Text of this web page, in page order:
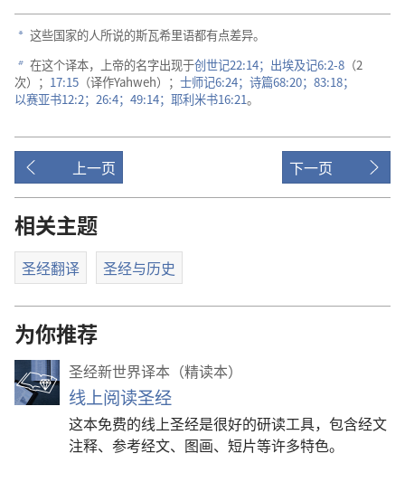
a 这些国家的人所说的斯瓦希里语都有点差异。
b 在这个译本， 上帝的名字出现于创世记22:14； 出埃及记6:2-8 （2
次）； 17:15 （译作Yahweh）； 士师记6:24； 诗篇68:20； 83:18；
以赛亚书12:2； 26:4； 49:14； 耶利米书16:21。
上一页 下一页
相关主题
圣经翻译 圣经与历史
为你推荐
圣经新世界译本（精读本）
线上阅读圣经
这本免费的线上圣经是很好的研读工具，包含经文
注释、参考经文、图画、短片等许多特色。